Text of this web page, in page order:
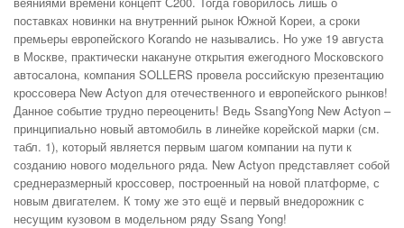
поставках новинки на внутренний рынок Южной Кореи, а сроки
премьеры европейского Korando не назывались. Но уже 19 августа
в Москве, практически накануне открытия ежегодного Московского
автосалона, компания SOLLERS провела российскую презентацию
кроссовера New Actyon для отечественного и европейского рынков!
Данное событие трудно переоценить! Ведь SsangYong New Actyon –
принципиально новый автомобиль в линейке корейской марки (см.
табл. 1), который является первым шагом компании на пути к
созданию нового модельного ряда. New Actyon представляет собой
среднеразмерный кроссовер, построенный на новой платформе, с
новым двигателем. К тому же это ещё и первый внедорожник с
несущим кузовом в модельном ряду Ssang Yong!